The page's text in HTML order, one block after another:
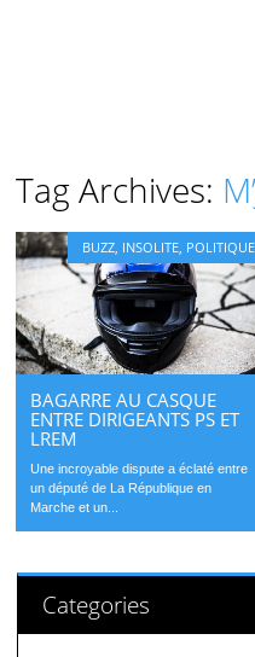
Tag Archives:
BUZZ INSOLITE POLITIQUE
BAGARRE AU CASQUE
ENTRE DIRIGEANTS PS ET
LREM
Une incroyable dispute a éclaté entre
un député de La République en
Marche et un...
Categories